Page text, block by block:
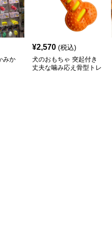
みか
¥2,570 (税込)
犬のおもちゃ 突起付き
丈夫な噛み応え骨型トレ